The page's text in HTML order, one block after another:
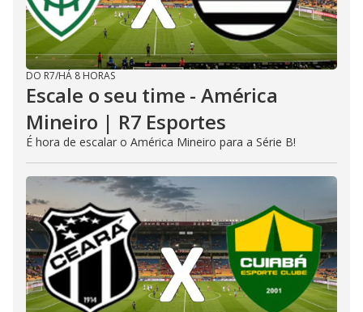
DO R7/HÁ 8 HORAS
Escale o seu time - América
Mineiro | R7 Esportes
É hora de escalar o América Mineiro para a Série B!